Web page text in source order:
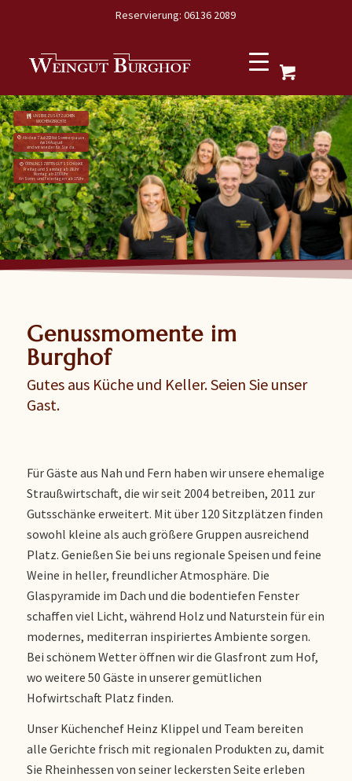
Reservierung: 06136 2089
ÖFFNUNGSZEITEN GUTSSCHÄNKE
Freitag und Samstag ab 18 Uhr
Montag ab 17:30 Uhr
An Sonn- und Feiertagen ab 17 Uhr
Ab dem 7. Juli 2026 ist Sommerpause.
Am 14. August
sind wir wieder für Sie da.
UNSERE ZUSÄTZLICHEN
WOCHENGERICHTE
Genussmomente im
Burghof
Gutes aus Küche und Keller. Seien Sie unser
Gast.
Für Gäste aus Nah und Fern haben wir unsere ehemalige
Straußwirtschaft, die wir seit 2004 betreiben, 2011 zur
Gutsschänke erweitert. Mit über 120 Sitzplätzen finden
sowohl kleine als auch größere Gruppen ausreichend
Platz. Genießen Sie bei uns regionale Speisen und feine
Weine in heller, freundlicher Atmosphäre. Die
Glaspyramide im Dach und die bodentiefen Fenster
schaffen viel Licht, während Holz und Naturstein für ein
modernes, mediterran inspiriertes Ambiente sorgen.
Bei schönem Wetter öffnen wir die Glasfront zum Hof,
wo weitere 50 Gäste in unserer gemütlichen
Hofwirtschaft Platz finden.
Unser Küchenchef Heinz Klippel und Team bereiten
alle Gerichte frisch mit regionalen Produkten zu, damit
Sie Rheinhessen von seiner leckersten Seite erleben